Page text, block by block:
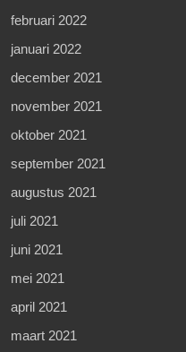
februari 2022
januari 2022
december 2021
november 2021
oktober 2021
september 2021
augustus 2021
juli 2021
juni 2021
mei 2021
april 2021
maart 2021